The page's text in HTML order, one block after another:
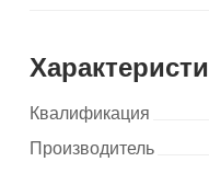
Квалификация
Производитель